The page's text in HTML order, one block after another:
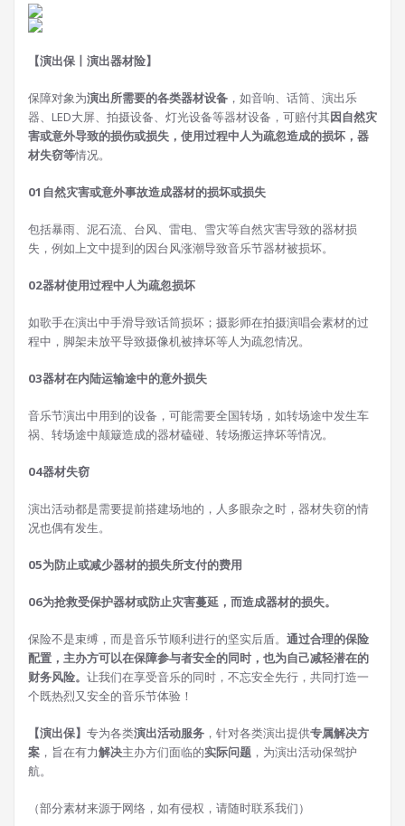
【演出保丨演出器材险】
保障对象为演出所需要的各类器材设备 ，如音响、话筒、演出乐
器、LED大屏、拍摄设备、灯光设备等器材设备，可赔付其因自然灾
害或意外导致的损伤或损失，使用过程中人为疏忽造成的损坏，器
材失窃等情况。
01 自然灾害或意外事故造成器材的损坏或损失
包括暴雨、泥石流、台风、雷电、雪灾等自然灾害导致的器材损
失，例如上文中提到的因台风涨潮导致音乐节器材被损坏。
02器材使用过程中人为疏忽损坏
如歌手在演出中手滑导致话筒损坏；摄影师在拍摄演唱会素材的过
程中，脚架未放平导致摄像机被摔坏等人为疏忽情况。
03器材在内陆运输途中的意外损失
音乐节演出中用到的设备，可能需要全国转场，如转场途中发生车
祸、转场途中颠簸造成的器材磕碰、转场搬运摔坏等情况。
04器材失窃
演出活动都是需要提前搭建场地的，人多眼杂之时，器材失窃的情
况也偶有发生。
05为防止或减少器材的损失所支付的费用
06为抢救受保护器材或防止灾害蔓延，而造成器材的损失。
保险不是束缚，而是音乐节顺利进行的坚实后盾。 通过合理的保险
配置，主办方可以在保障参与者安全的同时，也为自己减轻潜在的
财务风险。 让我们在享受音乐的同时，不忘安全先行，共同打造一
个既热烈又安全的音乐节体验！
【演出保】 专为各类演出活动服务 ，针对各类演出提供专属解决方
案 ，旨在有力解决主办方们面临的实际问题 ，为演出活动保驾护
航。
（部分素材来源于网络，如有侵权，请随时联系我们）